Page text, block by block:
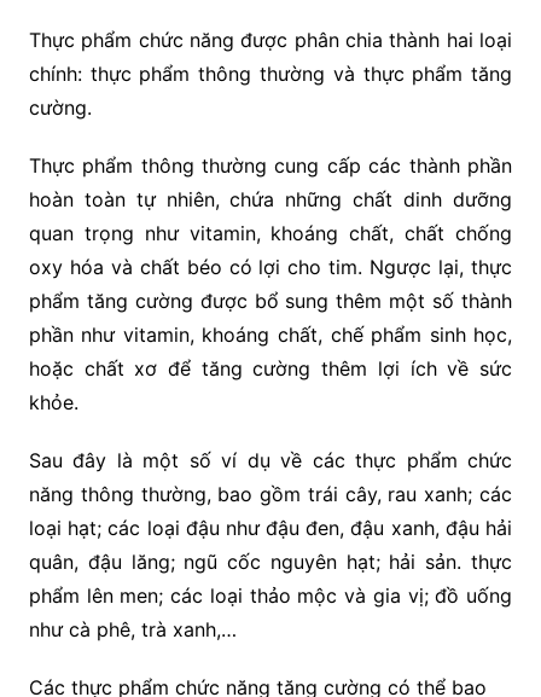
Thực phẩm chức năng được phân chia thành hai loại
chính: thực phẩm thông thường và thực phẩm tăng
cường.
Thực phẩm thông thường cung cấp các thành phần
hoàn toàn tự nhiên, chứa những chất dinh dưỡng
quan trọng như vitamin, khoáng chất, chất chống
oxy hóa và chất béo có lợi cho tim. Ngược lại, thực
phẩm tăng cường được bổ sung thêm một số thành
phần như vitamin, khoáng chất, chế phẩm sinh học,
hoặc chất xơ để tăng cường thêm lợi ích về sức
khỏe.
Sau đây là một số ví dụ về các thực phẩm chức
năng thông thường, bao gồm trái cây, rau xanh; các
loại hạt; các loại đậu như đậu đen, đậu xanh, đậu hải
quân, đậu lăng; ngũ cốc nguyên hạt; hải sản. thực
phẩm lên men; các loại thảo mộc và gia vị; đồ uống
như cà phê, trà xanh,…
Các thực phẩm chức năng tăng cường có thể bao